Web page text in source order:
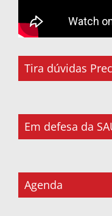
Tira dúvidas
Em defesa da
Agenda